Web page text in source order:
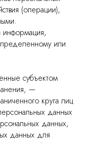
(операции),
или
субъектом
—
круга лиц
данных
данных,
данных для